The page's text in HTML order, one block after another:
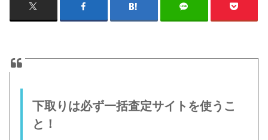
下取りは必ず一括査定サイトを使うこ
と！